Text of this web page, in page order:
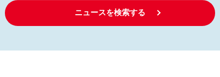
ニュースを検索する